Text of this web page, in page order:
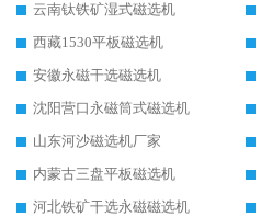
云南钛铁矿湿式磁选机
西藏1530平板磁选机
安徽永磁干选磁选机
沈阳营口永磁筒式磁选机
山东河沙磁选机厂家
内蒙古三盘平板磁选机
河北铁矿干选永磁磁选机